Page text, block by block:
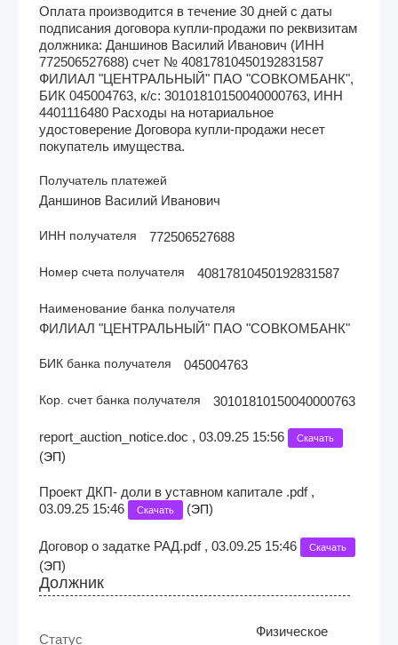
Оплата производится в течение 30 дней с даты
подписания договора купли-продажи по реквизитам
должника: Даншинов Василий Иванович (ИНН
772506527688) счет № 40817810450192831587
ФИЛИАЛ "ЦЕНТРАЛЬНЫЙ" ПАО "СОВКОМБАНК",
БИК 045004763, к/с: 30101810150040000763, ИНН
4401116480 Расходы на нотариальное
удостоверение Договора купли-продажи несет
покупатель имущества.
Получатель платежей
Даншинов Василий Иванович
ИНН получателя 772506527688
Номер счета получателя 40817810450192831587
Наименование банка получателя
ФИЛИАЛ "ЦЕНТРАЛЬНЫЙ" ПАО "СОВКОМБАНК"
БИК банка получателя 045004763
Кор. счет банка получателя 30101810150040000763
report_auction_notice.doc , 03.09.25 15:56 Скачать
(ЭП)
Проект ДКП- доли в уставном капитале .pdf ,
03.09.25 15:46
Скачать (ЭП)
Договор о задатке РАД.pdf , 03.09.25 15:46 Скачать
(ЭП)
Должник
Статус
Физическое